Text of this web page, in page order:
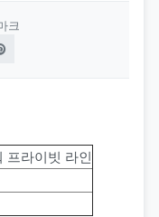
크
프라이빗 라인